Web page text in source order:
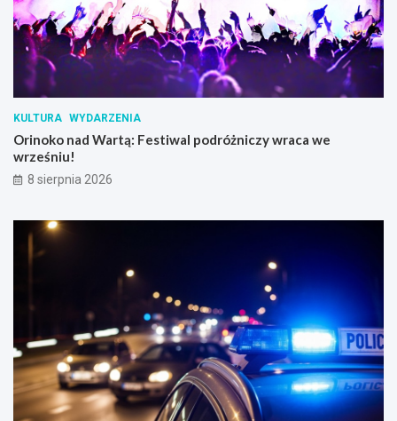
KULTURA WYDARZENIA
Orinoko nad Wartą: Festiwal podróżniczy wraca we
wrześniu!
8 sierpnia 2026